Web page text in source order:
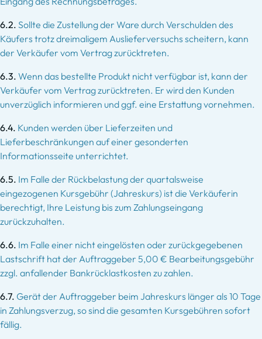
6.2. Sollte die Zustellung der Ware durch Verschulden des
Käufers trotz dreimaligem Auslieferversuchs scheitern, kann
der Verkäufer vom Vertrag zurücktreten.
6.3. Wenn das bestellte Produkt nicht verfügbar ist, kann der
Verkäufer vom Vertrag zurücktreten. Er wird den Kunden
unverzüglich informieren und ggf. eine Erstattung vornehmen.
6.4. Kunden werden über Lieferzeiten und
Lieferbeschränkungen auf einer gesonderten
Informationsseite unterrichtet.
6.5. Im Falle der Rückbelastung der quartalsweise
eingezogenen Kursgebühr (Jahreskurs) ist die Verkäuferin
berechtigt, Ihre Leistung bis zum Zahlungseingang
zurückzuhalten.
6.6. Im Falle einer nicht eingelösten oder zurückgegebenen
Lastschrift hat der Auftraggeber 5,00 € Bearbeitungsgebühr
zzgl. anfallender Bankrücklastkosten zu zahlen.
6.7. Gerät der Auftraggeber beim Jahreskurs länger als 10 Tage
in Zahlungsverzug, so sind die gesamten Kursgebühren sofort
fällig.